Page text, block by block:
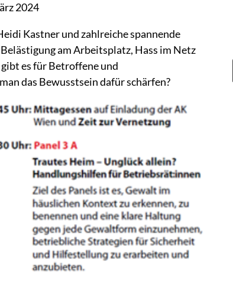
2024
Kastner und zahlreiche spannende
am Arbeitsplatz, Hass im Netz
es für Betroffene und
das Bewusstsein dafür schärfen?